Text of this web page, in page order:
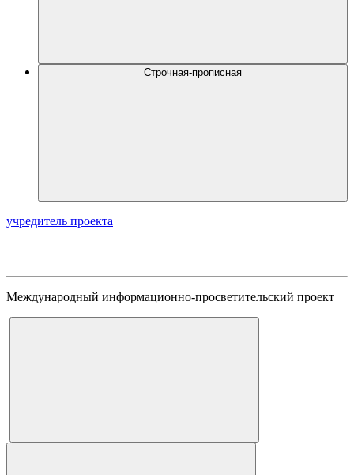
Строчная-прописная
учредитель проекта
Международный информационно-просветительский проект